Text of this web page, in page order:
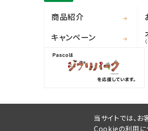
商品紹介
キャンペーン
当サイトでは、
Cookieの利用に